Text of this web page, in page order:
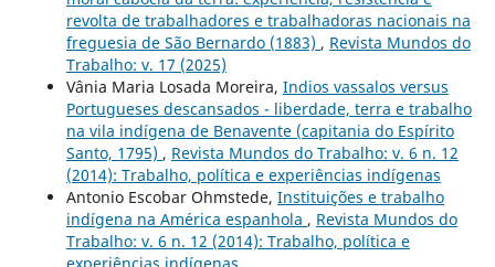
revolta de trabalhadores e trabalhadoras nacionais na
freguesia de São Bernardo (1883) , Revista Mundos do
Trabalho: v. 17 (2025)
Vânia Maria Losada Moreira, Indios vassalos versus
Portugueses descansados - liberdade, terra e trabalho
na vila indígena de Benavente (capitania do Espírito
Santo, 1795) , Revista Mundos do Trabalho: v. 6 n. 12
(2014): Trabalho, política e experiências indígenas
Antonio Escobar Ohmstede, Instituições e trabalho
indígena na América espanhola , Revista Mundos do
Trabalho: v. 6 n. 12 (2014): Trabalho, política e